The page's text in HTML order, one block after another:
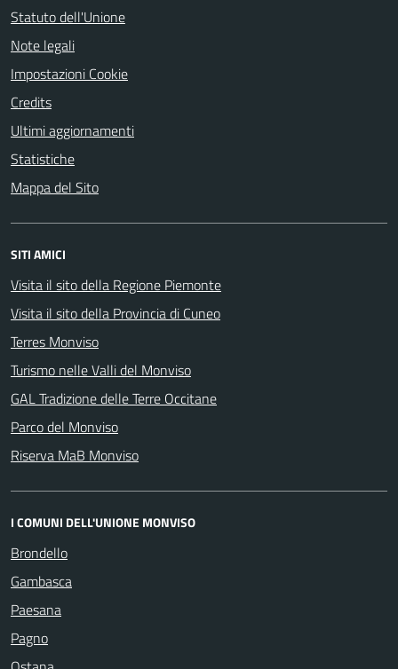
Statuto dell'Unione
Note legali
Impostazioni Cookie
Credits
Ultimi aggiornamenti
Statistiche
Mappa del Sito
SITI AMICI
Visita il sito della Regione Piemonte
Visita il sito della Provincia di Cuneo
Terres Monviso
Turismo nelle Valli del Monviso
GAL Tradizione delle Terre Occitane
Parco del Monviso
Riserva MaB Monviso
I COMUNI DELL'UNIONE MONVISO
Brondello
Gambasca
Paesana
Pagno